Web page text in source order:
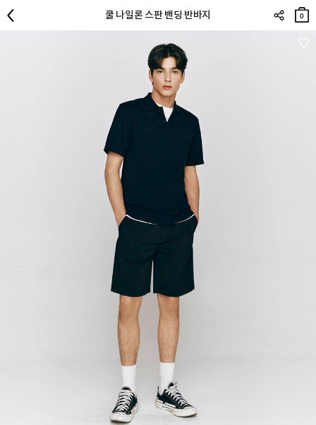
쿨 나일론 스판 밴딩 반바지
장바
구니
0